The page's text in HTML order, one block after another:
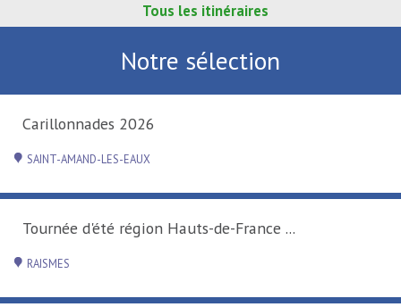
Tous les itinéraires
Notre sélection
Carillonnades 2026
SAINT-AMAND-LES-EAUX
Tournée d'été région Hauts-de-France ...
RAISMES